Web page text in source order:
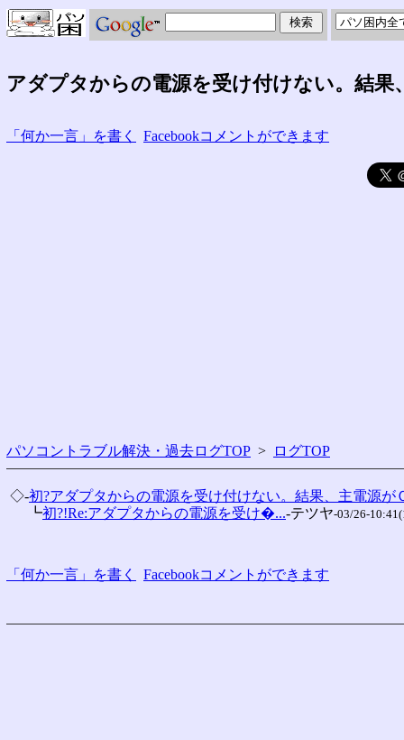
アダプタからの電源を受け付けない。結果
「何か一言」を書く Facebookコメントができます
パソコントラブル解決・過去ログTOP > ログTOP
◇-初?アダプタからの電源を受け付けない。結果、主電源が
┗初?!Re:アダプタからの電源を受け�...-テツヤ-03/26-
「何か一言」を書く Facebookコメントができます